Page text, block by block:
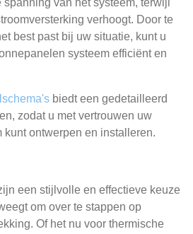
van het systeem, terwijl
verhoogt. Door te
best past bij uw situatie, kunt u
systeem efficiënt en
biedt een gedetailleerd
zodat u met vertrouwen uw
kunt ontwerpen en installeren.
een stijlvolle en effectieve keuze
om over te stappen op
Of het nu voor thermische